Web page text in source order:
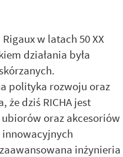
Rigaux w latach 50 XX
działania była
polityka rozwoju oraz
że dziś RICHA jest
oraz akcesoriów
innowacyjnych
inżynieria